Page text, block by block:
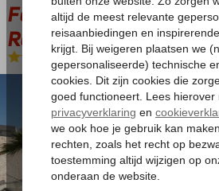
Fodele Beach & Water
Resort
All Inclusive-Hotel